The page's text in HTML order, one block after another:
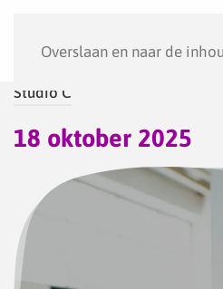
Overslaan en naar de
Studio C
18 oktober 2025